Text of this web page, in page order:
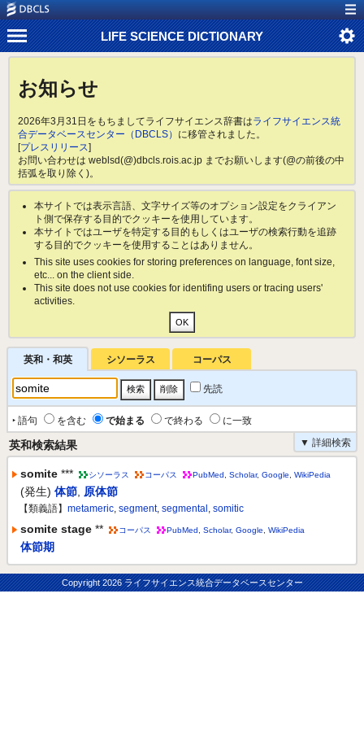
LIFE SCIENCE DICTIONARY
お知らせ
2026年3月31日をもちましてライフサイエンス辞書はライフサイエンス統
合データベースセンター（DBCLS） に移管されました。
[プレスリリース]
お問い合わせは weblsd(@)dbcls.rois.ac.jp までお願いします(@の前後の中
括弧を取り除く)。
本サイトでは表示言語、文字サイズ等のオプション設定をクライアン
ト側で保存する目的でクッキーを使用しています。
本サイトではユーザを特定する目的もしくはユーザの検索行動を追跡
する目的でクッキーを使用することはありません。
This site uses cookies for storing preferences on language, font size,
etc... on the client side.
This site does not use cookies for identifing users or tracing users'
activities.
英和・和英 シソーラス コーパス
先読
‣ 語句 を含む で始まる で終わる
に一致
▼ 詳細検索
英和検索結果
somite *** シソーラス コーパス PubMed Scholar, Google WikiPedia
(発生) 体節 原体節
【類義語】 metameric, segment, segmental , somitic
somite stage ** コーパス PubMed Scholar, Google WikiPedia
体節期
Copyright2026 ライフサイエンス統合データベースセンター